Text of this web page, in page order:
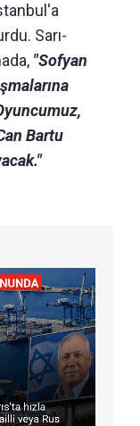
Sarı-
"Sofyan
Bartu